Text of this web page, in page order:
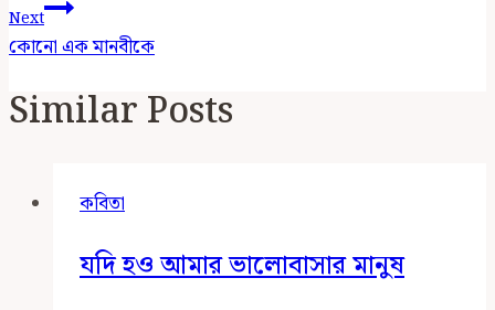
Next
কোনো এক মানবীকে
Similar Posts
কবিতা
যদি হও আমার ভালোবাসার মানুষ